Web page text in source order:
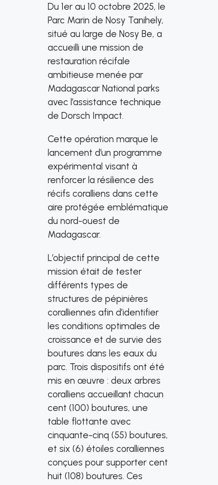
Du 1er au 10 octobre 2025, le
Parc Marin de Nosy Tanihely,
situé au large de Nosy Be, a
accueilli une mission de
restauration récifale
ambitieuse menée par
Madagascar National parks
avec l’assistance technique
de Dorsch Impact.
Cette opération marque le
lancement d’un programme
expérimental visant à
renforcer la résilience des
récifs coralliens dans cette
aire protégée emblématique
du nord-ouest de
Madagascar.
L’objectif principal de cette
mission était de tester
différents types de
structures de pépinières
coralliennes afin d’identifier
les conditions optimales de
croissance et de survie des
boutures dans les eaux du
parc. Trois dispositifs ont été
mis en œuvre : deux arbres
coralliens accueillant chacun
cent (100) boutures, une
table flottante avec
cinquante-cinq (55) boutures,
et six (6) étoiles coralliennes
conçues pour supporter cent
huit (108) boutures. Ces